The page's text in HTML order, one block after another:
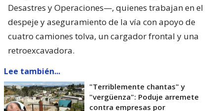
Desastres y Operaciones—, quienes trabajan en el
despeje y aseguramiento de la vía con apoyo de
cuatro camiones tolva, un cargador frontal y una
retroexcavadora.
Lee también...
"Terriblemente chantas" y
"vergüenza": Poduje arremete
contra empresas por